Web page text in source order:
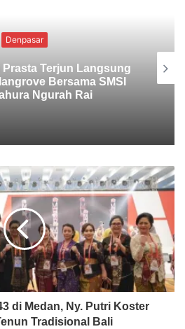
Uncategorized
1.000 Mangrove di
dalam Rangka HPN
2026
di Medan, Ny. Putri Koster
Tradisional Bali